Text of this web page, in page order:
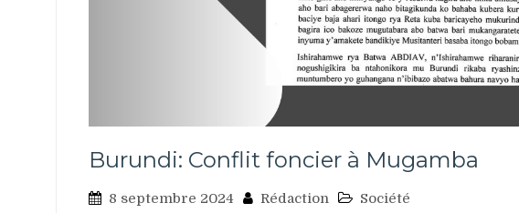
Burundi: Conflit foncier à Mugamba
8 septembre 2024 Rédaction
Société